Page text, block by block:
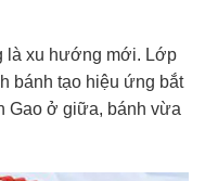
là xu hướng mới. Lớp
bánh tạo hiệu ứng bắt
Gao ở giữa, bánh vừa